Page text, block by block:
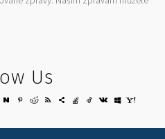
Us